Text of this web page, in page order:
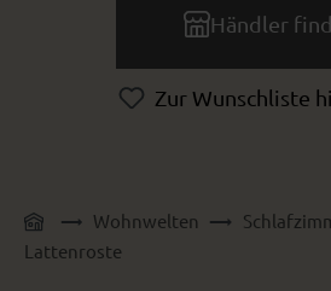
Händler
Zur Wunschliste
Wohnwelten
Lattenroste